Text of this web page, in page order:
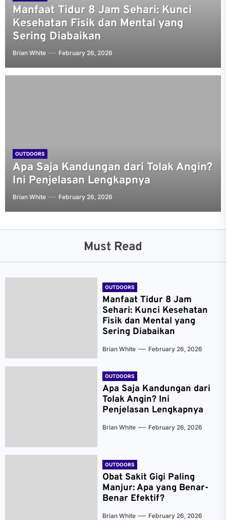
Manfaat Tidur 8 Jam Sehari: Kunci
Kesehatan Fisik dan Mental yang
Sering Diabaikan
Brian White February 26, 2026
OUTDOORS
Apa Saja Kandungan dari Tolak Angin?
Ini Penjelasan Lengkapnya
Brian White February 26, 2026
Must Read
OUTDOORS
Manfaat Tidur 8 Jam
Sehari: Kunci Kesehatan
Fisik dan Mental yang
Sering Diabaikan
Brian White February 26, 2026
OUTDOORS
Apa Saja Kandungan dari
Tolak Angin? Ini
Penjelasan Lengkapnya
Brian White February 26, 2026
OUTDOORS
Obat Sakit Gigi Paling
Manjur: Apa yang Benar-
Benar Efektif?
Brian White February 26, 2026